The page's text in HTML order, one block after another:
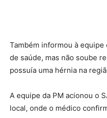
Também informou à
de saúde, mas não soube
possuía uma hérnia na
A equipe da PM acionou o
local, onde o médico